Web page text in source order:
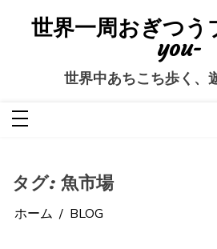
世界一周おぎつ
you-
世界中あちこち歩く、
タグ: 魚市場
ホーム BLOG